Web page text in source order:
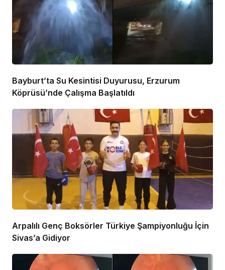
Bayburt’ta Su Kesintisi Duyurusu, Erzurum
Köprüsü’nde Çalışma Başlatıldı
Arpalılı Genç Boksörler Türkiye Şampiyonluğu İçin
Sivas’a Gidiyor